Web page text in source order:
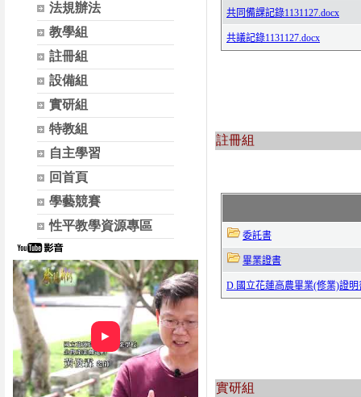
法規辦法
教學組
註冊組
設備組
實研組
特教組
自主學習
回首頁
學藝競賽
性平教學資源專區
►
註冊組
實研組